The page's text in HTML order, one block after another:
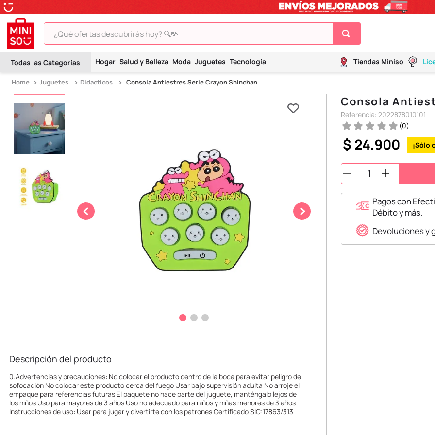
¿Qué ofertas descubrirás hoy? 🔍💸
Hogar Salud y Belleza Moda Juguetes Tecnología Tiendas Miniso
Juguetes Didacticos Consola Antiestres Serie Crayon Shinchan
Descripción del producto
0.Advertencias y precauciones: No colocar el producto dentro de la boca para evitar peligro de
sofocación No colocar este producto cerca del fuego Usar bajo supervisión adulta No arroje el
empaque para referencias futuras El paquete no hace parte del juguete, manténgalo lejos de
los niños Uso para mayores de 3 años Uso no adecuado para niños y niñas menores de 3 años
Instrucciones de uso: Usar para jugar y divertirte con los patrones Certificado SIC:17863/313
Consola
Referencia: 2022878010101
(0)
$ 24.900
Pagos con
Débito y más.
Devoluciones y
TÉRMINOS MÁS BUSCADOS
2
hello kitty
9.
llaveros
.